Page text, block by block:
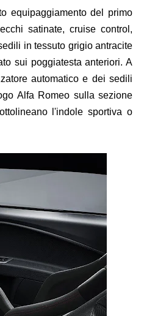
equipaggiamento del primo
satinate, cruise control,
in tessuto grigio antracite
sui poggiatesta anteriori. A
automatico e dei sedili
Alfa Romeo sulla sezione
l'indole sportiva o